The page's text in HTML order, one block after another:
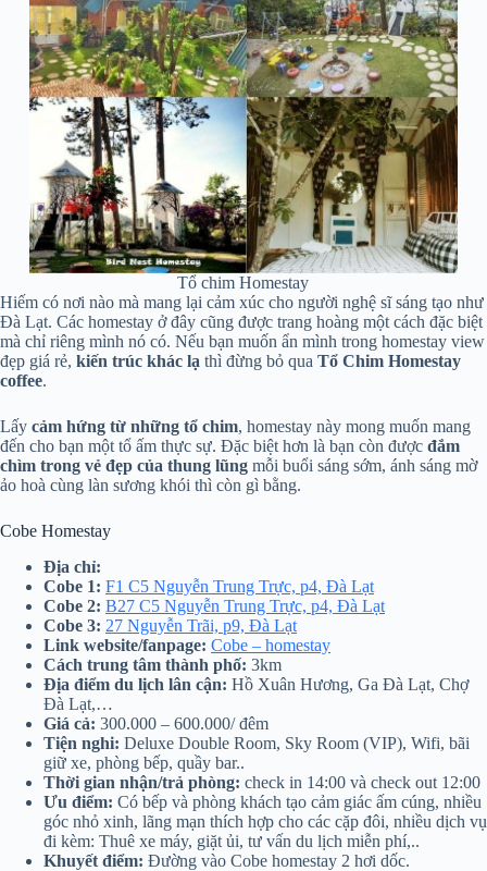
Tổ chim Homestay
Hiếm có nơi nào mà mang lại cảm xúc cho người nghệ sĩ sáng tạo như
Đà Lạt. Các homestay ở đây cũng được trang hoàng một cách đặc biệt
mà chỉ riêng mình nó có. Nếu bạn muốn ẩn mình trong homestay view
đẹp giá rẻ, kiến trúc khác lạ thì đừng bỏ qua Tổ Chim Homestay
coffee.
Lấy cảm hứng từ những tổ chim, homestay này mong muốn mang
đến cho bạn một tổ ấm thực sự. Đặc biệt hơn là bạn còn được đắm
chìm trong vẻ đẹp của thung lũng mỗi buổi sáng sớm, ánh sáng mờ
ảo hoà cùng làn sương khói thì còn gì bằng.
Cobe Homestay
Địa chỉ:
Cobe 1: F1 C5 Nguyễn Trung Trực, p4, Đà Lạt
Cobe 2: B27 C5 Nguyễn Trung Trực, p4, Đà Lạt
Cobe 3: 27 Nguyễn Trãi, p9, Đà Lạt
Link website/fanpage: Cobe – homestay
Cách trung tâm thành phố: 3km
Địa điểm du lịch lân cận: Hồ Xuân Hương, Ga Đà Lạt, Chợ
Đà Lạt,…
Giá cả: 300.000 – 600.000/ đêm
Tiện nghi: Deluxe Double Room, Sky Room (VIP), Wifi, bãi
giữ xe, phòng bếp, quầy bar..
Thời gian nhận/trả phòng: check in 14:00 và check out 12:00
Ưu điểm: Có bếp và phòng khách tạo cảm giác ấm cúng, nhiều
góc nhỏ xinh, lãng mạn thích hợp cho các cặp đôi, nhiều dịch vụ
đi kèm: Thuê xe máy, giặt ủi, tư vấn du lịch miễn phí,..
Khuyết điểm: Đường vào Cobe homestay 2 hơi dốc.